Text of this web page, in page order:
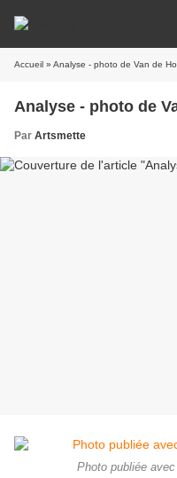
Accueil » Analyse - photo de Van de
Analyse - photo de
Par Artsmette
Photo publiée